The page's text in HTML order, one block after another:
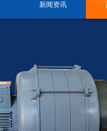
新闻资讯